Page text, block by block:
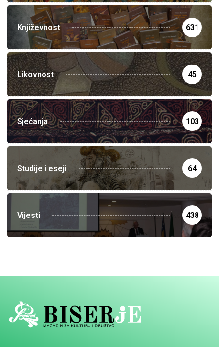
Književnost 631
Likovnost 45
Sjećanja 103
Studije i eseji 64
Vijesti 438